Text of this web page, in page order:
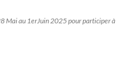
Mai au 1erJuin 2025 pour participer à